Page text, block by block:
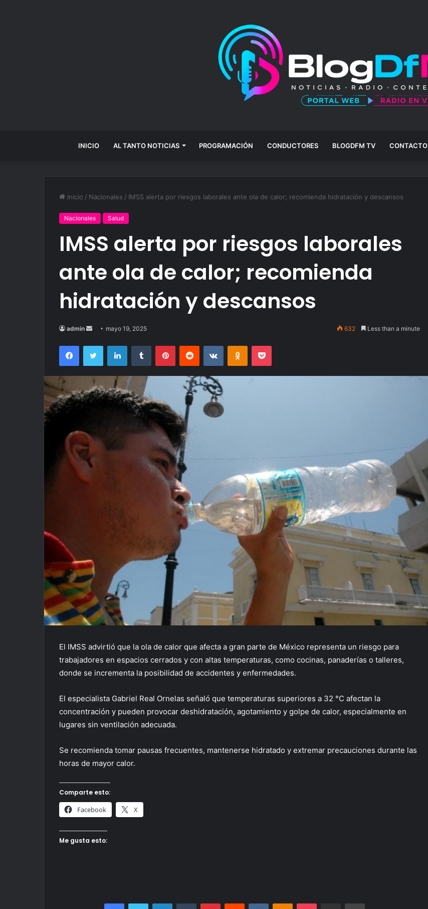
INICIO AL TANTO NOTICIAS PROGRAMACIÓN CONDUCTORES BLOGDFM TV CONTACTO
Inicio / Nacionales / IMSS alerta por riesgos laborales ante ola de calor; recomienda hidratación y descansos
Nacionales Salud
IMSS alerta por riesgos laborales
ante ola de calor; recomienda
hidratación y descansos
admin
Send
email
mayo 19, 2025 632 Less than a minute
FacebookTwitter LinkedInTumblr PinterestReddit VKontakteOdnoklassniki
Pocket
El IMSS advirtió que la ola de calor que afecta a gran parte de México representa un riesgo para
trabajadores en espacios cerrados y con altas temperaturas, como cocinas, panaderías o talleres,
donde se incrementa la posibilidad de accidentes y enfermedades.
El especialista Gabriel Real Ornelas señaló que temperaturas superiores a 32 °C afectan la
concentración y pueden provocar deshidratación, agotamiento y golpe de calor, especialmente en
lugares sin ventilación adecuada.
Se recomienda tomar pausas frecuentes, mantenerse hidratado y extremar precauciones durante las
horas de mayor calor.
Comparte esto:
Facebook X
Me gusta esto:
FacebookTwitter LinkedInTumblr PinterestReddit VKontakteOdnoklassniki
Pocket Share via Email Imprimir